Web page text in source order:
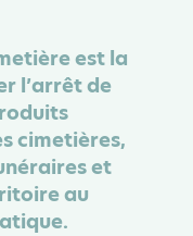
est la
l’arrêt de
cimetières,
et
au